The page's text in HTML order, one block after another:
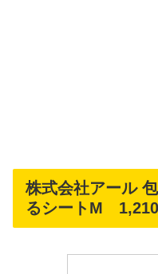
株式会社アール
るシートM